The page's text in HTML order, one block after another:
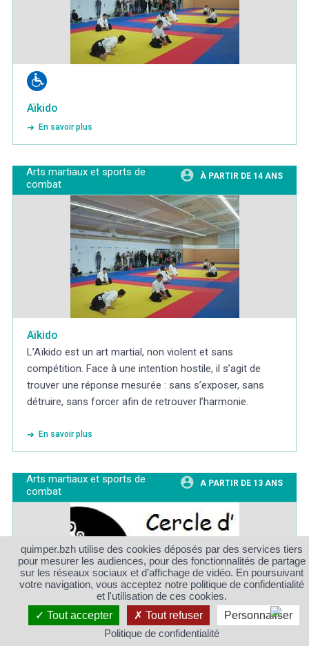
Aïkido
En savoir plus
Arts martiaux et sports de
combat
À PARTIR DE 14 ANS
Aïkido
L’Aïkido est un art martial, non violent et sans
compétition. Face à une intention hostile, il s’agit de
trouver une réponse mesurée : sans s’exposer, sans
détruire, sans forcer afin de retrouver l’harmonie.
En savoir plus
Arts martiaux et sports de
combat
A PARTIR DE 13 ANS
quimper.bzh utilise des cookies déposés par des services tiers
pour mesurer les audiences, pour des fonctionnalités de partage
sur les réseaux sociaux et d’affichage de vidéo. En poursuivant
votre navigation, vous acceptez notre politique de confidentialité
et l'utilisation de ces cookies.
Tout accepter
Tout refuser
Personnaliser
Politique de confidentialité